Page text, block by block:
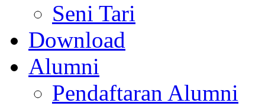
Seni Tari
Download
Alumni
Pendaftaran Alumni